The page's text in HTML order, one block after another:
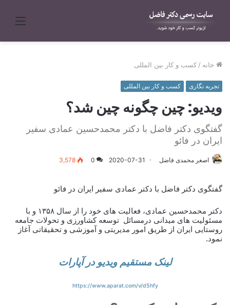
منو
خانه / کسب و کار بین المللی
تجربه نگاری کسب و کار بین المللی
ویدیو: چین چگونه چین شد؟
گفتگوی دکتر فاضل با دکتر محمدحسین عمادی سفیر
ایران در فائو
اصغر محمدی فاضل 2020-07-31
0
3,578
گفتگوی دکتر فاضل با دکتر عمادی سفیر ایران در فائو
دکتر محمدحسین عمادی، فعالیت های خود را از سال ۱۳۵۸ و با
مسئولیت های میدانی درمسائل توسعه کشاورزى و تحولات جامعه
روستایی ایران از طریق امور مدیریتی و آموزشی و تحقیقاتی آغاز
نمود.
لینک مستقیم ویدیو در آپارات
https://www.aparat.com/v/d5hfy